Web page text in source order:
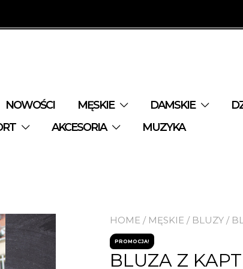
NOWOŚCI MĘSKIE DAMSKIE
AKCESORIA MUZYKA
HOME/ MĘSKIE/ BLUZY/
PROMOCJA!
BLUZA Z